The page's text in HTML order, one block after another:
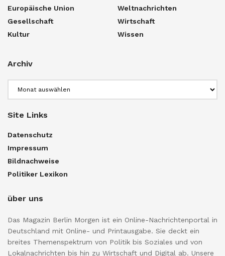
Europäische Union
Gesellschaft
Kultur
Weltnachrichten
Wirtschaft
Wissen
Archiv
Site Links
Datenschutz
Impressum
Bildnachweise
Politiker Lexikon
über uns
Das Magazin Berlin Morgen ist ein Online-Nachrichtenportal in
Deutschland mit Online- und Printausgabe. Sie deckt ein
breites Themenspektrum von Politik bis Soziales und von
Lokalnachrichten bis hin zu Wirtschaft und Digital ab. Unsere